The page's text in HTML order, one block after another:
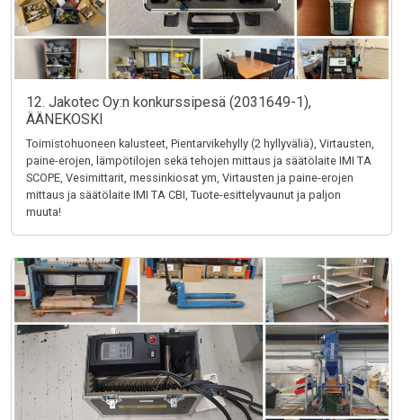
12. Jakotec Oy:n konkurssipesä (2031649-1),
ÄÄNEKOSKI
Toimistohuoneen kalusteet, Pientarvikehylly (2 hyllyväliä), Virtausten,
paine-erojen, lämpötilojen sekä tehojen mittaus ja säätölaite IMI TA
SCOPE, Vesimittarit, messinkiosat ym, Virtausten ja paine-erojen
mittaus ja säätölaite IMI TA CBI, Tuote-esittelyvaunut ja paljon
muuta!